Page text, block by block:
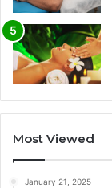
Most Viewed
January 21, 2025